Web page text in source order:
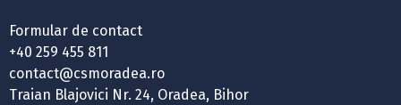
Formular de contact
+40 259 455 811
contact@csmoradea.ro
Traian Blajovici Nr. 24, Oradea, Bihor